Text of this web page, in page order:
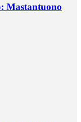
Mastantuono